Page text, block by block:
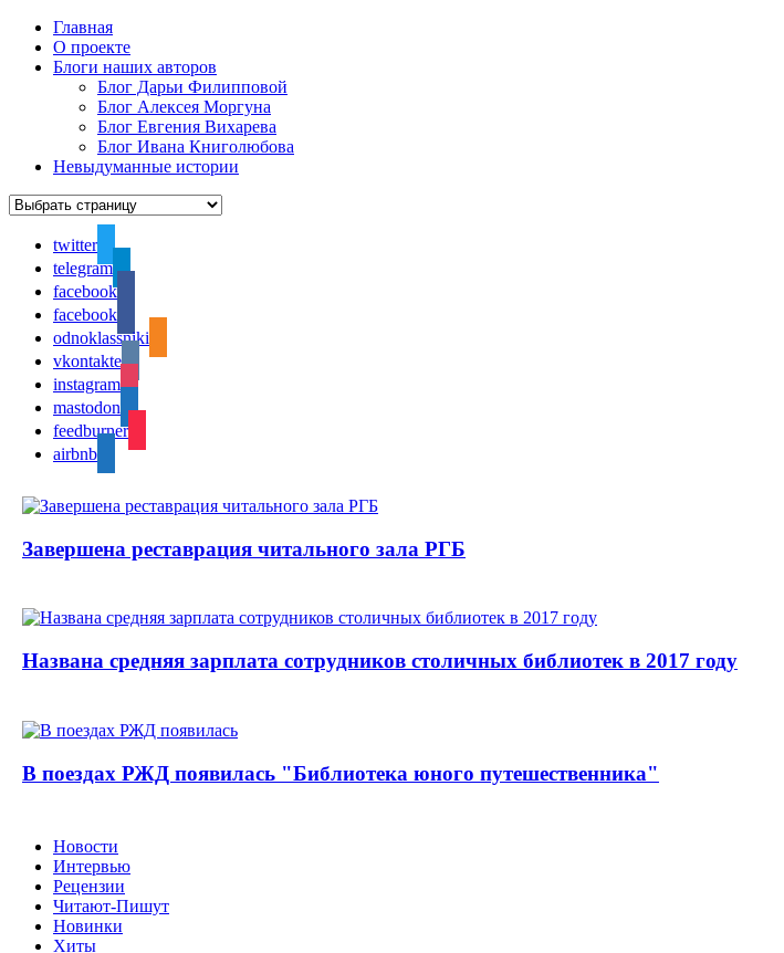
Главная
О проекте
Блоги наших авторов
Блог Дарьи Филипповой
Блог Алексея Моргуна
Блог Евгения Вихарева
Блог Ивана Книголюбова
Невыдуманные истории
twitter
telegram
facebook
facebook
odnoklassniki
vkontakte
instagram
mastodon
feedburner
airbnb
Завершена реставрация читального зала РГБ
Названа средняя зарплата сотрудников столичных библиотек в 2017 году
В поездах РЖД появилась "Библиотека юного путешественника"
Новости
Интервью
Рецензии
Читают-Пишут
Новинки
Хиты